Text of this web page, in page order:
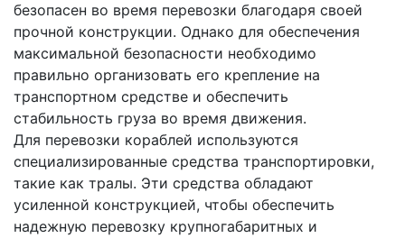
безопасен во время перевозки благодаря своей
прочной конструкции. Однако для обеспечения
максимальной безопасности необходимо
правильно организовать его крепление на
транспортном средстве и обеспечить
стабильность груза во время движения.
Для перевозки кораблей используются
специализированные средства транспортировки,
такие как тралы. Эти средства обладают
усиленной конструкцией, чтобы обеспечить
надежную перевозку крупногабаритных и